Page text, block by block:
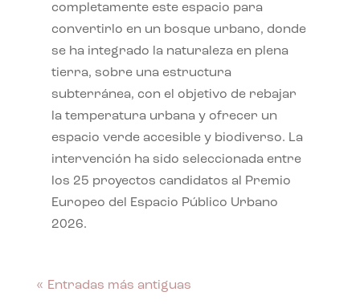
completamente este espacio para
convertirlo en un bosque urbano, donde
se ha integrado la naturaleza en plena
tierra, sobre una estructura
subterránea, con el objetivo de rebajar
la temperatura urbana y ofrecer un
espacio verde accesible y biodiverso. La
intervención ha sido seleccionada entre
los 25 proyectos candidatos al Premio
Europeo del Espacio Público Urbano
2026.
« Entradas más antiguas